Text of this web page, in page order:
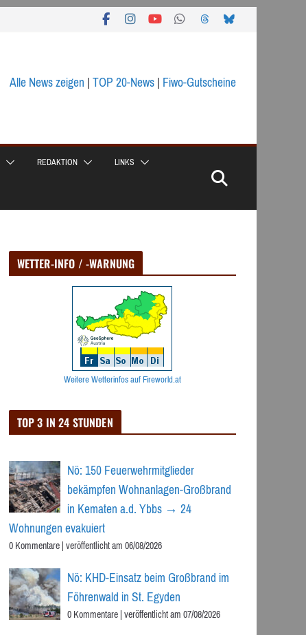
Alle News zeigen|TOP 20-News|Fiwo-Gutscheine
REDAKTION LINKS
WETTER-INFO / -WARNUNG
Weitere Wetterinfos auf Fireworld.at
TOP 3 IN 24 STUNDEN
Nö: 150 Feuerwehrmitglieder
bekämpfen Wohnanlagen-Großbrand
in Kematen a.d. Ybbs → 24
Wohnungen evakuiert
0 Kommentare|veröffentlicht am 06/08/2026
Nö: KHD-Einsatz beim Großbrand im
Föhrenwald in St. Egyden
0 Kommentare|veröffentlicht am 07/08/2026